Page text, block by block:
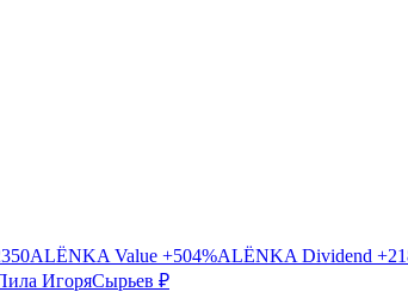
ALЁNKA Value +504%ALЁNKA Dividend
ИгоряСырьев ₽